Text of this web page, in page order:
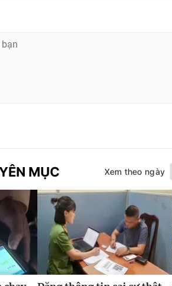
MỤC Xem theo ngày